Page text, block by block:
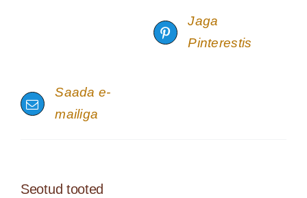
Jaga
Pinterestis
Saada e-
mailiga
Seotud tooted